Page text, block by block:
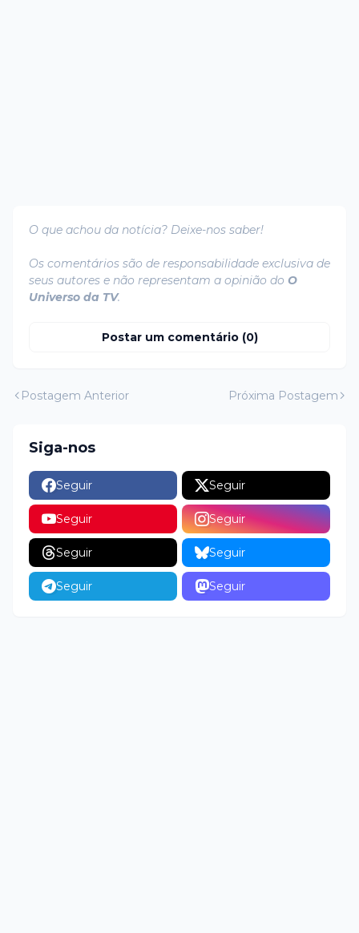
O que achou da notícia? Deixe-nos saber!
Os comentários são de responsabilidade exclusiva de
seus autores e não representam a opinião do O
Universo da TV.
Postar um comentário (0)
Postagem Anterior Próxima Postagem
Siga-nos
Seguir Seguir
Seguir Seguir
Seguir Seguir
Seguir Seguir